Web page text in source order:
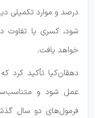
درصد و موارد تکمیلی
شود، کسری یا
خواهد یافت.
دهقان‌کیا تأکید کرد
عمل شود و
فرمول‌های دو سال